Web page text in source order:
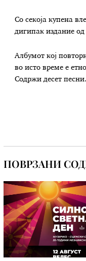
Со секоја купена
дигипак издание од
Албумот кој
во исто време е
Содржи десет песни.
ПОВРЗАНИ